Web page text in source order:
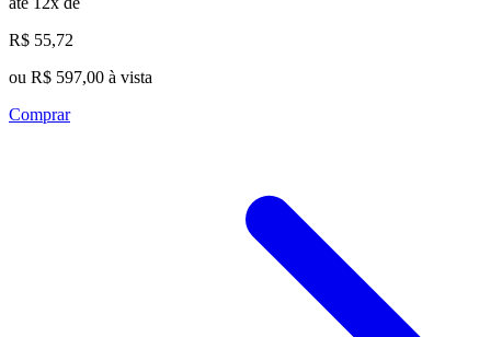
R$ 55,72
ou R$ 597,00 à vista
Comprar